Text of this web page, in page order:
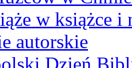
w książce i
autorskie